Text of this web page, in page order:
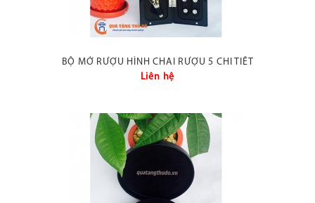
BỘ MỞ RƯỢU HÌNH CHAI RƯỢU 5 CHI TIẾT
Liên hệ